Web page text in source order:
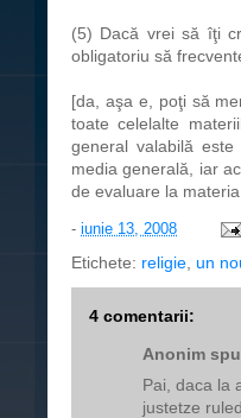
(5) Dacă vrei să îţi
obligatoriu să
[da, aşa e, poţi să
toate celelalte
general valabilă
media generală, iar
de evaluare la
- iunie 13, 2008
Etichete: religie un
4 comentarii:
Anonim
Pai, daca la
justetze